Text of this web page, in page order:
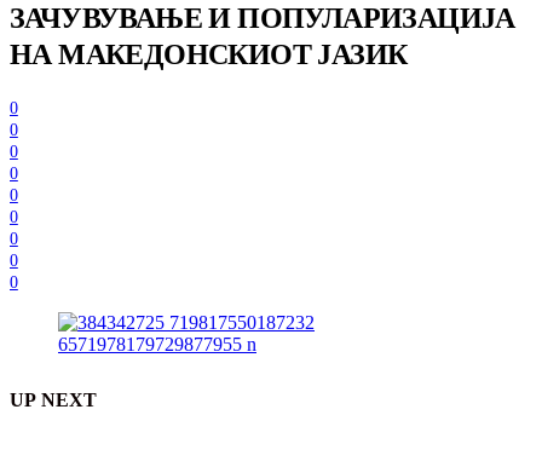
ЗАЧУВУВАЊЕ И ПОПУЛАРИЗАЦИЈА
НА МАКЕДОНСКИОТ ЈАЗИК
0
0
0
0
0
0
0
0
0
UP NEXT